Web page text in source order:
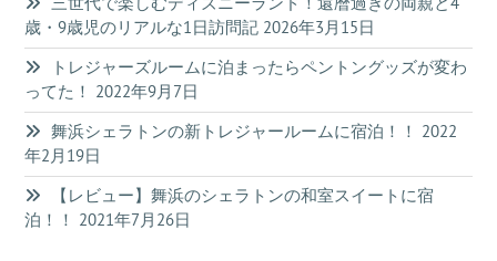
歳・9歳児のリアルな1日訪問記 2026年3月15日
トレジャーズルームに泊まったらペントングッズが変わ
ってた！ 2022年9月7日
舞浜シェラトンの新トレジャールームに宿泊！！ 2022
年2月19日
【レビュー】舞浜のシェラトンの和室スイートに宿
泊！！ 2021年7月26日